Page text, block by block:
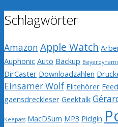
Schlagwörter
Amazon Apple Watch
Auphonic Auto Backup
DirCaster Downloadzahlen
Einsamer Wolf Elitehörer Feed
gaensdreckleser Geektalk
Keepass MacDSum MP3 Pidgin